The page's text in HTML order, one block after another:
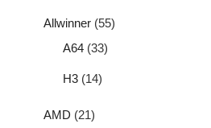
Allwinner (55)
A64 (33)
H3 (14)
AMD (21)